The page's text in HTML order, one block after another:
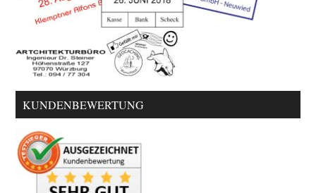
KUNDENBEWERTUNG